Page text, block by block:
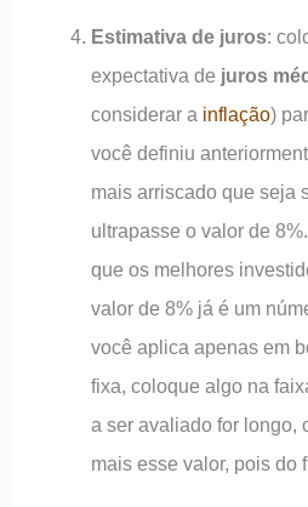
Estimativa de juros:
expectativa de juros
considerar a inflação)
você definiu
mais arriscado que seja
ultrapasse o valor de
que os melhores
valor de 8% já é um
você aplica apenas em
fixa, coloque algo na
a ser avaliado for longo,
mais esse valor, pois do